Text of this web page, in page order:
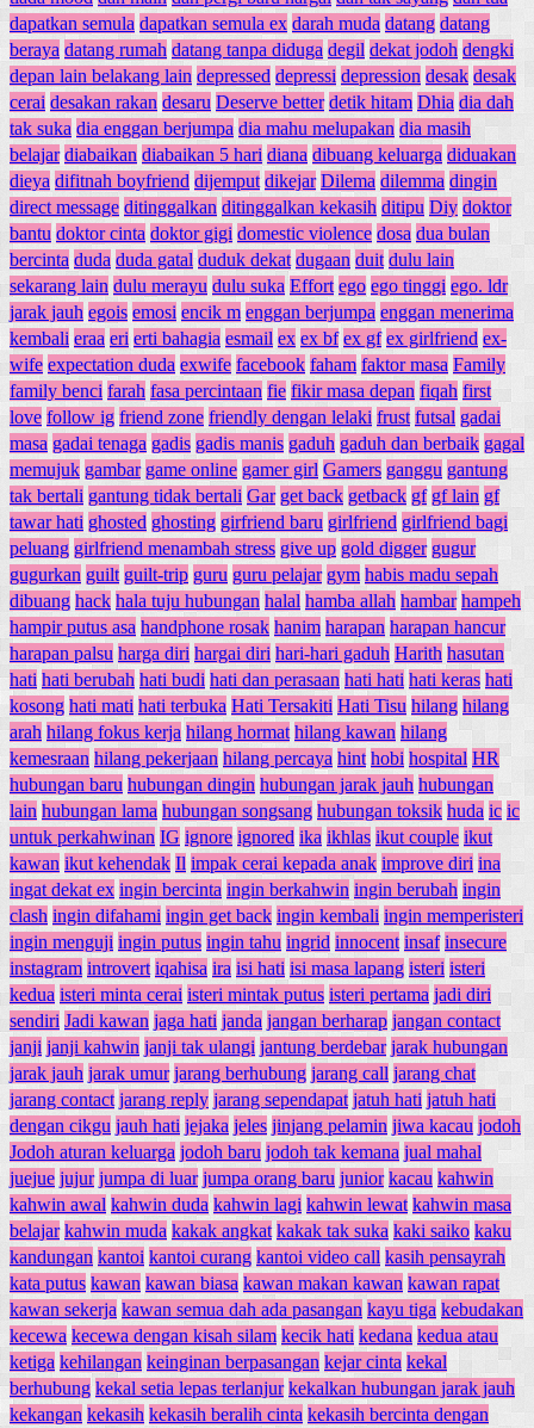
dapatkan semula dapatkan semula ex darah muda datang datang
beraya datang rumah datang tanpa diduga degil dekat jodoh dengki
depan lain belakang lain depressed depressi depression desak desak
cerai desakan rakan desaru Deserve better detik hitam Dhia dia dah
tak suka dia enggan berjumpa dia mahu melupakan dia masih
belajar diabaikan diabaikan 5 hari diana dibuang keluarga diduakan
dieya difitnah boyfriend dijemput dikejar Dilema dilemma dingin
direct message ditinggalkan ditinggalkan kekasih ditipu Diy doktor
bantu doktor cinta doktor gigi domestic violence dosa dua bulan
bercinta duda duda gatal duduk dekat dugaan duit dulu lain
sekarang lain dulu merayu dulu suka Effort ego ego tinggi ego. ldr
jarak jauh egois emosi encik m enggan berjumpa enggan menerima
kembali eraa eri erti bahagia esmail ex ex bf ex gf ex girlfriend ex-
wife expectation duda exwife facebook faham faktor masa Family
family benci farah fasa percintaan fie fikir masa depan fiqah first
love follow ig friend zone friendly dengan lelaki frust futsal gadai
masa gadai tenaga gadis gadis manis gaduh gaduh dan berbaik gagal
memujuk gambar game online gamer girl Gamers ganggu gantung
tak bertali gantung tidak bertali Gar get back getback gf gf lain gf
tawar hati ghosted ghosting girfriend baru girlfriend girlfriend bagi
peluang girlfriend menambah stress give up gold digger gugur
gugurkan guilt guilt-trip guru guru pelajar gym habis madu sepah
dibuang hack hala tuju hubungan halal hamba allah hambar hampeh
hampir putus asa handphone rosak hanim harapan harapan hancur
harapan palsu harga diri hargai diri hari-hari gaduh Harith hasutan
hati hati berubah hati budi hati dan perasaan hati hati hati keras hati
kosong hati mati hati terbuka Hati Tersakiti Hati Tisu hilang hilang
arah hilang fokus kerja hilang hormat hilang kawan hilang
kemesraan hilang pekerjaan hilang percaya hint hobi hospital HR
hubungan baru hubungan dingin hubungan jarak jauh hubungan
lain hubungan lama hubungan songsang hubungan toksik huda ic ic
untuk perkahwinan IG ignore ignored ika ikhlas ikut couple ikut
kawan ikut kehendak Il impak cerai kepada anak improve diri ina
ingat dekat ex ingin bercinta ingin berkahwin ingin berubah ingin
clash ingin difahami ingin get back ingin kembali ingin memperisteri
ingin menguji ingin putus ingin tahu ingrid innocent insaf insecure
instagram introvert iqahisa ira isi hati isi masa lapang isteri isteri
kedua isteri minta cerai isteri mintak putus isteri pertama jadi diri
sendiri Jadi kawan jaga hati janda jangan berharap jangan contact
janji janji kahwin janji tak ulangi jantung berdebar jarak hubungan
jarak jauh jarak umur jarang berhubung jarang call jarang chat
jarang contact jarang reply jarang sependapat jatuh hati jatuh hati
dengan cikgu jauh hati jejaka jeles jinjang pelamin jiwa kacau jodoh
Jodoh aturan keluarga jodoh baru jodoh tak kemana jual mahal
juejue jujur jumpa di luar jumpa orang baru junior kacau kahwin
kahwin awal kahwin duda kahwin lagi kahwin lewat kahwin masa
belajar kahwin muda kakak angkat kakak tak suka kaki saiko kaku
kandungan kantoi kantoi curang kantoi video call kasih pensayrah
kata putus kawan kawan biasa kawan makan kawan kawan rapat
kawan sekerja kawan semua dah ada pasangan kayu tiga kebudakan
kecewa kecewa dengan kisah silam kecik hati kedana kedua atau
ketiga kehilangan keinginan berpasangan kejar cinta kekal
berhubung kekal setia lepas terlanjur kekalkan hubungan jarak jauh
kekangan kekasih kekasih beralih cinta kekasih bercinta dengan